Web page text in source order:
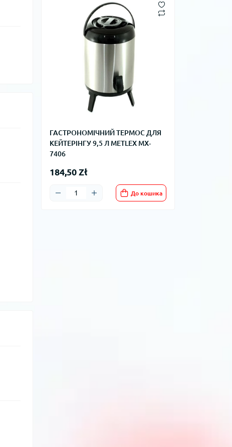
ГАСТРОНОМІЧНИЙ ТЕРМОС ДЛЯ
КЕЙТЕРІНГУ 9,5 Л METLEX MX-
7406
184,50 Zł
До кошика